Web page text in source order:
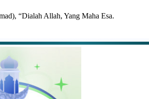
“Dialah Allah, Yang Maha Esa.